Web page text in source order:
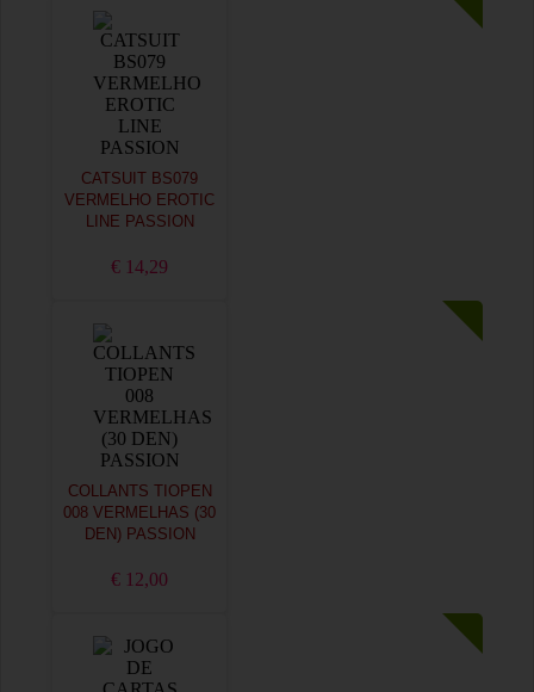
CATSUIT BS079
VERMELHO EROTIC
LINE PASSION
€ 14,29
COLLANTS TIOPEN
008 VERMELHAS (30
DEN) PASSION
€ 12,00